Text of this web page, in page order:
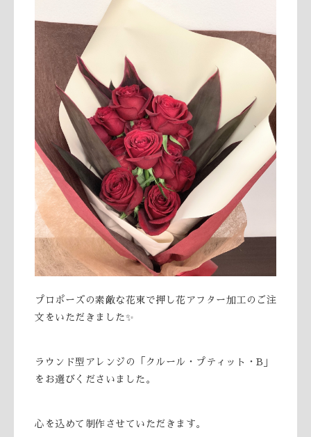
プロポーズの素敵な花束で押し花アフター加工のご注
文をいただきました✨
ラウンド型アレンジの「クルール・プティット・B」
をお選びくださいました。
心を込めて制作させていただきます。